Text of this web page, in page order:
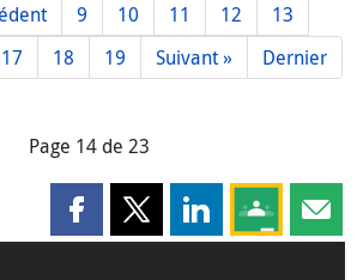
9 10 11 12
13
17 18 19 Suivant » Dernier
Page 14 de 23
Partager cette page sur
Partager cette page sur X
Partager cette
Partagez